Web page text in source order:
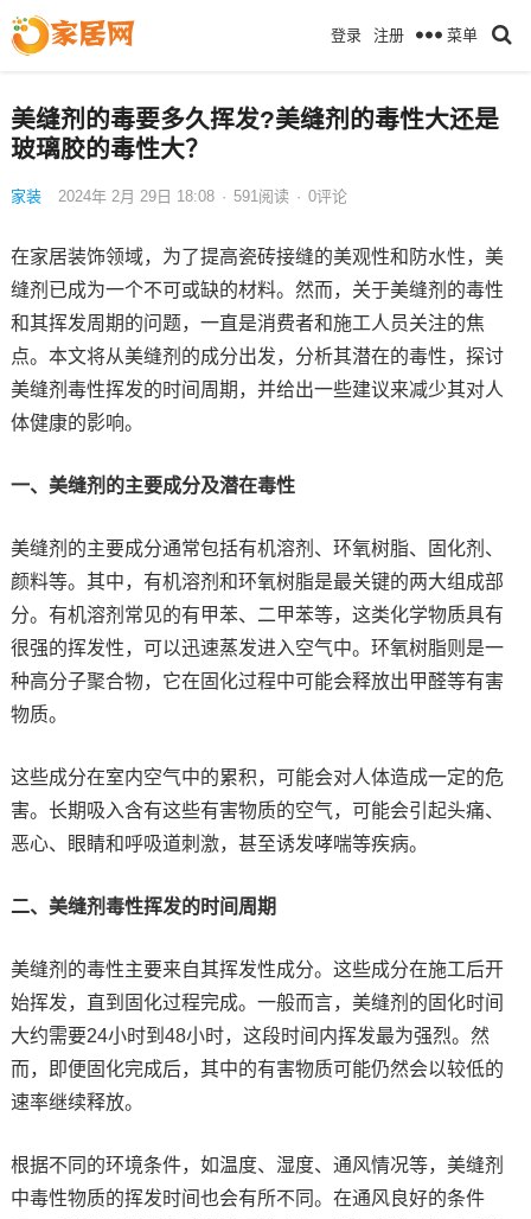
登录 注册 菜单
美缝剂的毒要多久挥发?美缝剂的毒性大还是
玻璃胶的毒性大？
家装 2024年 2月 29日 18:08 · 591 阅读 · 0评论
在家居装饰领域，为了提高瓷砖接缝的美观性和防水性，美
缝剂已成为一个不可或缺的材料。然而，关于美缝剂的毒性
和其挥发周期的问题，一直是消费者和施工人员关注的焦
点。本文将从美缝剂的成分出发，分析其潜在的毒性，探讨
美缝剂毒性挥发的时间周期，并给出一些建议来减少其对人
体健康的影响。
一、美缝剂的主要成分及潜在毒性
美缝剂的主要成分通常包括有机溶剂、环氧树脂、固化剂、
颜料等。其中，有机溶剂和环氧树脂是最关键的两大组成部
分。有机溶剂常见的有甲苯、二甲苯等，这类化学物质具有
很强的挥发性，可以迅速蒸发进入空气中。环氧树脂则是一
种高分子聚合物，它在固化过程中可能会释放出甲醛等有害
物质。
这些成分在室内空气中的累积，可能会对人体造成一定的危
害。长期吸入含有这些有害物质的空气，可能会引起头痛、
恶心、眼睛和呼吸道刺激，甚至诱发哮喘等疾病。
二、美缝剂毒性挥发的时间周期
美缝剂的毒性主要来自其挥发性成分。这些成分在施工后开
始挥发，直到固化过程完成。一般而言，美缝剂的固化时间
大约需要24小时到48小时，这段时间内挥发最为强烈。然
而，即便固化完成后，其中的有害物质可能仍然会以较低的
速率继续释放。
根据不同的环境条件，如温度、湿度、通风情况等，美缝剂
中毒性物质的挥发时间也会有所不同。在通风良好的条件